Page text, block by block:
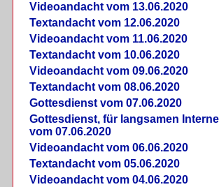
Videoandacht vom 13.06.2020
Textandacht vom 12.06.2020
Videoandacht vom 11.06.2020
Textandacht vom 10.06.2020
Videoandacht vom 09.06.2020
Textandacht vom 08.06.2020
Gottesdienst vom 07.06.2020
Gottesdienst, für langsamen
vom 07.06.2020
Videoandacht vom 06.06.2020
Textandacht vom 05.06.2020
Videoandacht vom 04.06.2020